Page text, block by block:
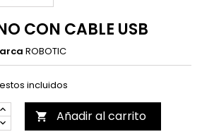
CON CABLE USB
ROBOTIC
incluidos
 Añadir al carrito